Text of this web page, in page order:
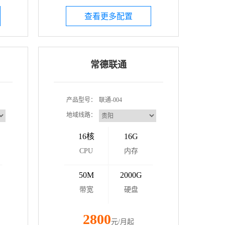
查看更多配置
常德联通
产品型号： 联通-004
地域线路：
16核
CPU
16G
内存
50M
带宽
2000G
硬盘
2800元/月起